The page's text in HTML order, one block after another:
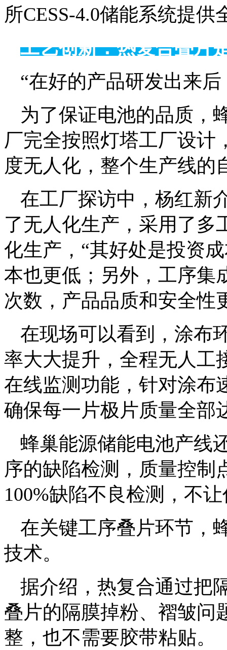
所CESS-4.0储能系统提
工艺创新：热复合叠片
“在好的产品研发出来
为了保证电池的品质，
厂完全按照灯塔工厂设计
度无人化，整个生产线的
在工厂探访中，杨红新
了无人化生产，采用了多
化生产，“其好处是投资
本也更低；另外，工序集
次数，产品品质和安全性
在现场可以看到，涂布
率大大提升，全程无人工
在线监测功能，针对涂布
确保每一片极片质量全部
蜂巢能源储能电池产线
序的缺陷检测，质量控制
100%缺陷不良检测，不
在关键工序叠片环节，
技术。
据介绍，热复合通过把
叠片的隔膜掉粉、褶皱问
整，也不需要胶带粘贴。